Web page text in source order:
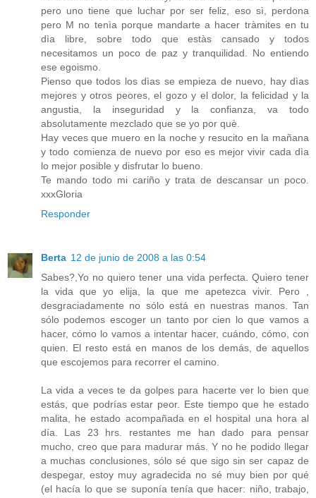
pero uno tiene que luchar por ser feliz, eso sì, perdona
pero M no tenìa porque mandarte a hacer tràmites en tu
dìa libre, sobre todo que estàs cansado y todos
necesitamos un poco de paz y tranquilidad. No entiendo
ese egoismo.
Pienso que todos los dìas se empieza de nuevo, hay dìas
mejores y otros peores, el gozo y el dolor, la felicidad y la
angustia, la inseguridad y la confianza, va todo
absolutamente mezclado que se yo por què.
Hay veces que muero en la noche y resucito en la mañana
y todo comienza de nuevo por eso es mejor vivir cada dìa
lo mejor posible y disfrutar lo bueno.
Te mando todo mi cariño y trata de descansar un poco.
xxxGloria
Responder
Berta 12 de junio de 2008 a las 0:54
Sabes?,Yo no quiero tener una vida perfecta. Quiero tener
la vida que yo elija, la que me apetezca vivir. Pero ,
desgraciadamente no sólo está en nuestras manos. Tan
sólo podemos escoger un tanto por cien lo que vamos a
hacer, cómo lo vamos a intentar hacer, cuándo, cómo, con
quien. El resto está en manos de los demás, de aquellos
que escojemos para recorrer el camino.
La vida a veces te da golpes para hacerte ver lo bien que
estás, que podrías estar peor. Este tiempo que he estado
malita, he estado acompañada en el hospital una hora al
día. Las 23 hrs. restantes me han dado para pensar
mucho, creo que para madurar más. Y no he podido llegar
a muchas conclusiones, sólo sé que sigo sin ser capaz de
despegar, estoy muy agradecida no sé muy bien por qué
(el hacía lo que se suponía tenía que hacer: niño, trabajo,